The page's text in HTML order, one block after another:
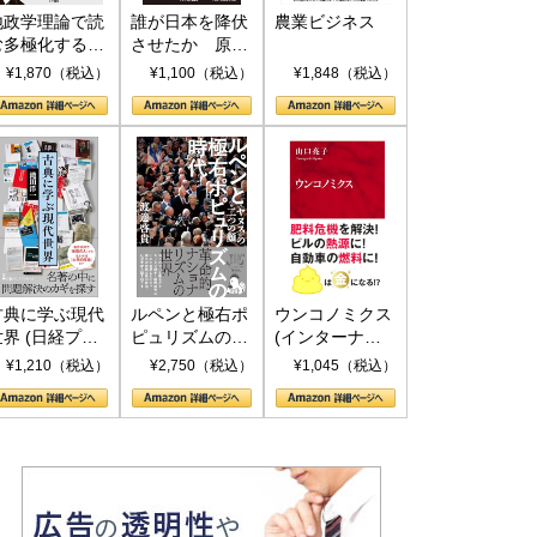
政学理論で読
多極化する世
トランプと
¥1,870（税込）
誰が日本を降伏
させたか 原爆
投下、ソ連参
(PHP新書)
¥1,100（税込）
農業ビジネス
¥1,848（税込）
典に学ぶ現代
界 (日経プレ
アシリーズ)
¥1,210（税込）
ルペンと極右ポ
ピュリズムの時
代：〈ヤヌス〉
¥2,750（税込）
ウンコノミクス
(インターナシ
ョナル新書)
¥1,045（税込）